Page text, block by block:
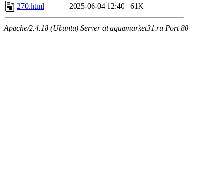
270.html
2025-06-04 12:40 61K
Apache/2.4.18 (Ubuntu) Server at aquamarket31.ru Port 80